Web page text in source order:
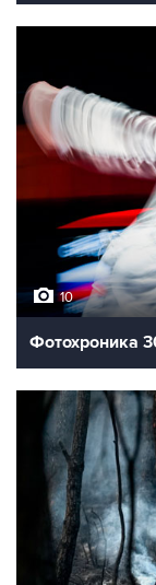
10
Фотохроника